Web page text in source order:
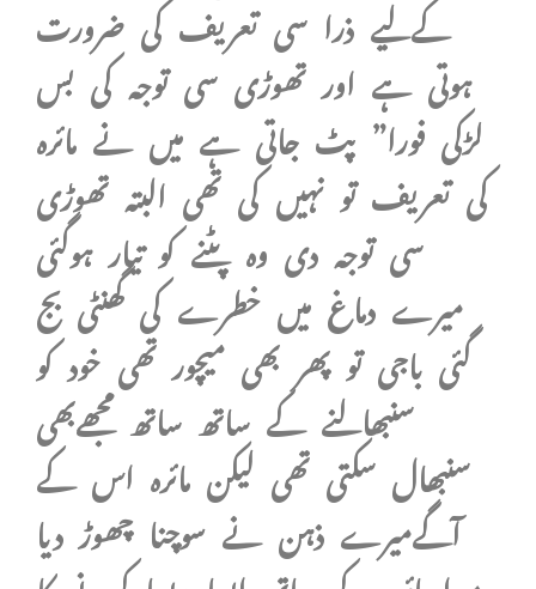
کےلیے ذرا سی تعریف کی ضرورت
ہوتی ہے اور تھوڑی سی توجہ کی بس
لڑکی فورا” پٹ جاتی ہے میں نے مائرہ
کی تعریف تو نہیں کی تھی البتہ تھوڑی
سی توجہ دی وہ پٹنے کو تیار ہوگئی
میرے دماغ میں خطرے کی گھنٹی بج
گئی باجی تو پھر بھی میچور تھی خود کو
سنبھالنے کے ساتھ ساتھ مجھےبھی
سنبھال سکتی تھی لیکن مائرہ اس کے
آگےمیرے ذہن نے سوچنا چھوڑ دیا